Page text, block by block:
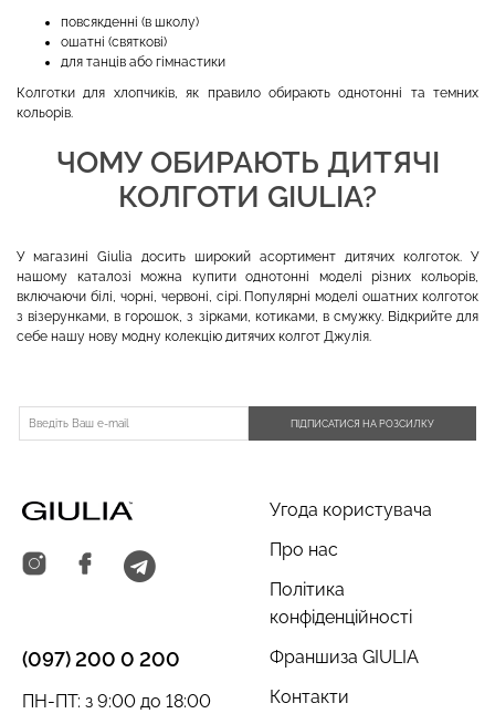
повсякденні (в школу)
ошатні (святкові)
для танців або гімнастики
Колготки для хлопчиків, як правило обирають однотонні та темних
кольорів.
ЧОМУ ОБИРАЮТЬ ДИТЯЧІ
КОЛГОТИ GIULIA?
У магазині Giulia досить широкий асортимент дитячих колготок. У
нашому каталозі можна купити однотонні моделі різних кольорів,
включаючи білі, чорні, червоні, сірі. Популярні моделі ошатних колготок
з візерунками, в горошок, з зірками, котиками, в смужку. Відкрийте для
себе нашу нову модну колекцію дитячих колгот Джулія.
ПІДПИСАТИСЯ НА РОЗСИЛКУ
Угода користувача
Про нас
Політика
конфіденційності
Франшиза GIULIA
Контакти
(097) 200 0 200
ПН-ПТ: з 9:00 до 18:00